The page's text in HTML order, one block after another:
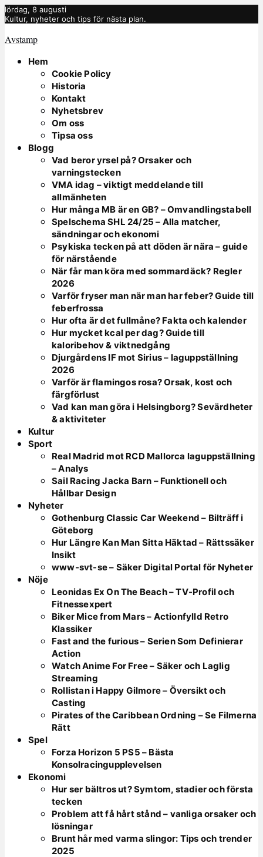
lördag, 8 augusti
Kultur, nyheter och tips för nästa plan.
Avstamp
Hem
Cookie Policy
Historia
Kontakt
Nyhetsbrev
Om oss
Tipsa oss
Blogg
Vad beror yrsel på? Orsaker och
varningstecken
VMA idag – viktigt meddelande till
allmänheten
Hur många MB är en GB? – Omvandlingstabell
Spelschema SHL 24/25 – Alla matcher,
sändningar och ekonomi
Psykiska tecken på att döden är nära – guide
för närstående
När får man köra med sommardäck? Regler
2026
Varför fryser man när man har feber? Guide till
feberfrossa
Hur ofta är det fullmåne? Fakta och kalender
Hur mycket kcal per dag? Guide till
kaloribehov & viktnedgång
Djurgårdens IF mot Sirius – laguppställning
2026
Varför är flamingos rosa? Orsak, kost och
färgförlust
Vad kan man göra i Helsingborg? Sevärdheter
& aktiviteter
Kultur
Sport
Real Madrid mot RCD Mallorca laguppställning
– Analys
Sail Racing Jacka Barn – Funktionell och
Hållbar Design
Nyheter
Gothenburg Classic Car Weekend – Bilträff i
Göteborg
Hur Längre Kan Man Sitta Häktad – Rättssäker
Insikt
www-svt-se – Säker Digital Portal för Nyheter
Nöje
Leonidas Ex On The Beach – TV-Profil och
Fitnessexpert
Biker Mice from Mars – Actionfylld Retro
Klassiker
Fast and the furious – Serien Som Definierar
Action
Watch Anime For Free – Säker och Laglig
Streaming
Rollistan i Happy Gilmore – Översikt och
Casting
Pirates of the Caribbean Ordning – Se Filmerna
Rätt
Spel
Forza Horizon 5 PS5 – Bästa
Konsolracingupplevelsen
Ekonomi
Hur ser bältros ut? Symtom, stadier och första
tecken
Problem att få hårt stånd – vanliga orsaker och
lösningar
Brunt hår med varma slingor: Tips och trender
2025